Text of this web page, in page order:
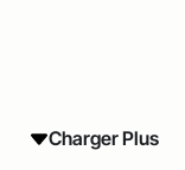
Charger Plus